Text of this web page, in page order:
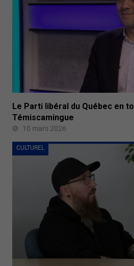
Le Parti libéral du Québec en
Témiscamingue
10 mars 2026
CULTUREL